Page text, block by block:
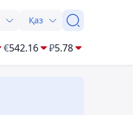
Қаз
€542.16 ₽5.78